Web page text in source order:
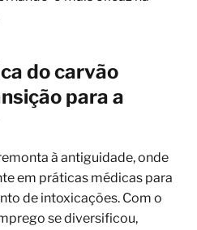
do carvão
para a
à antiguidade, onde
em práticas médicas para
de intoxicações. Com o
se diversificou,